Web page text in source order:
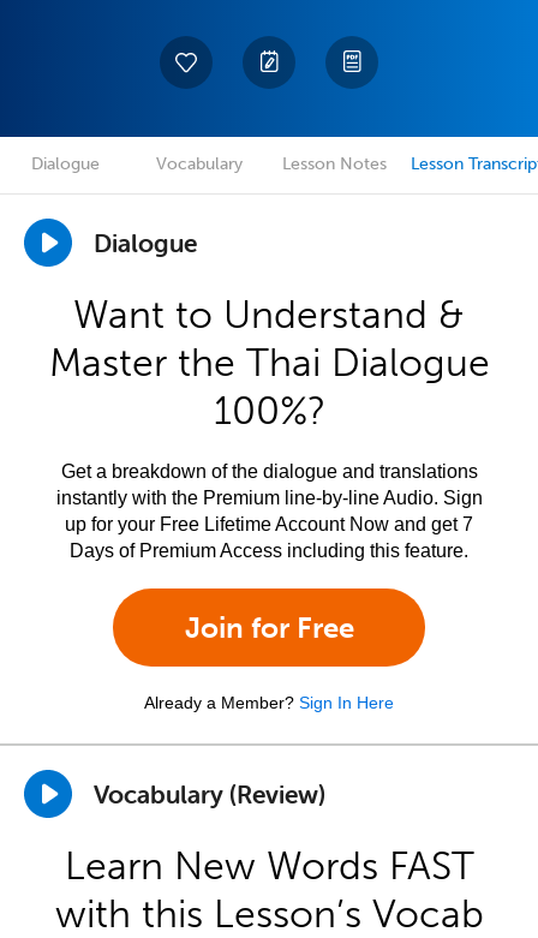
Dialogue Vocabulary Lesson Notes Lesson
Dialogue
Want to Understand &
Master the Thai Dialogue
100%?
Get a breakdown of the dialogue and translations
instantly with the Premium line-by-line Audio. Sign
up for your Free Lifetime Account Now and get 7
Days of Premium Access including this feature.
Join for Free
Already a Member? Sign In Here
Vocabulary (Review)
Learn New Words FAST
with this Lesson’s Vocab